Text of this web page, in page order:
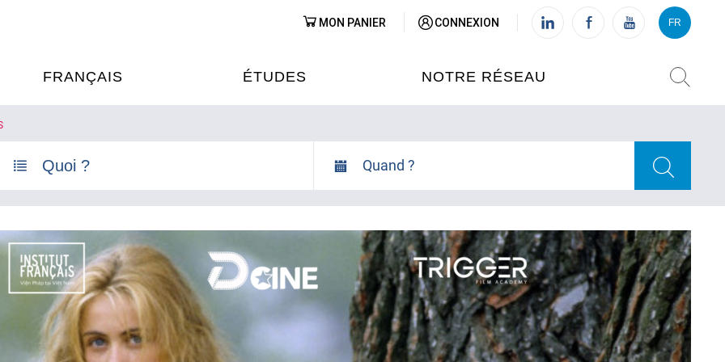
FRANÇAIS
DE FRANÇAIS
LINGUISTIQUES
LINGUISTIQUE
ÉDUCATIVE
ÉTUDES
FRANCE ALUMNI VIETNAM
NOTRE RÉSEAU
VIETNAM (IFV)
L'IFV À HUÉ
L'IFV À DANANG
L'IFV À HCMV
MON PANIER CONNEXION FR
VI FR
Quand ?